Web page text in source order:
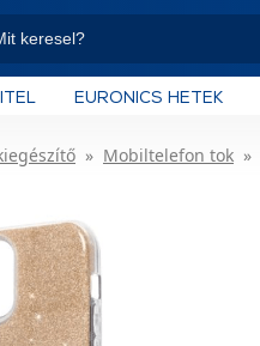
EURONICS HETEK
Mobiltelefon tok